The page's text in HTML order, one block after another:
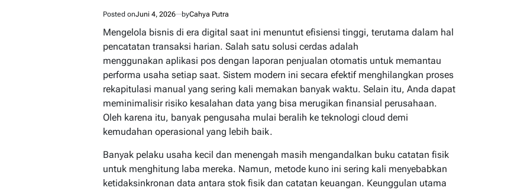
Posted onJuni 4, 2026 byCahya Putra
Mengelola bisnis di era digital saat ini menuntut efisiensi tinggi, terutama dalam hal
pencatatan transaksi harian. Salah satu solusi cerdas adalah
menggunakan aplikasi pos dengan laporan penjualan otomatis untuk memantau
performa usaha setiap saat. Sistem modern ini secara efektif menghilangkan proses
rekapitulasi manual yang sering kali memakan banyak waktu. Selain itu, Anda dapat
meminimalisir risiko kesalahan data yang bisa merugikan finansial perusahaan.
Oleh karena itu, banyak pengusaha mulai beralih ke teknologi cloud demi
kemudahan operasional yang lebih baik.
Banyak pelaku usaha kecil dan menengah masih mengandalkan buku catatan fisik
untuk menghitung laba mereka. Namun, metode kuno ini sering kali menyebabkan
ketidaksinkronan data antara stok fisik dan catatan keuangan. Keunggulan utama